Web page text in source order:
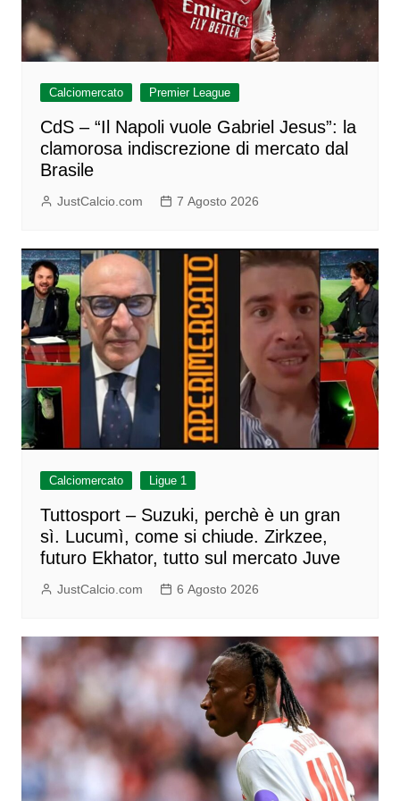
Calciomercato Premier League
CdS – “Il Napoli vuole Gabriel Jesus”: la
clamorosa indiscrezione di mercato dal
Brasile
JustCalcio.com 7 Agosto 2026
Calciomercato Ligue 1
Tuttosport – Suzuki, perchè è un gran
sì. Lucumì, come si chiude. Zirkzee,
futuro Ekhator, tutto sul mercato Juve
JustCalcio.com 6 Agosto 2026